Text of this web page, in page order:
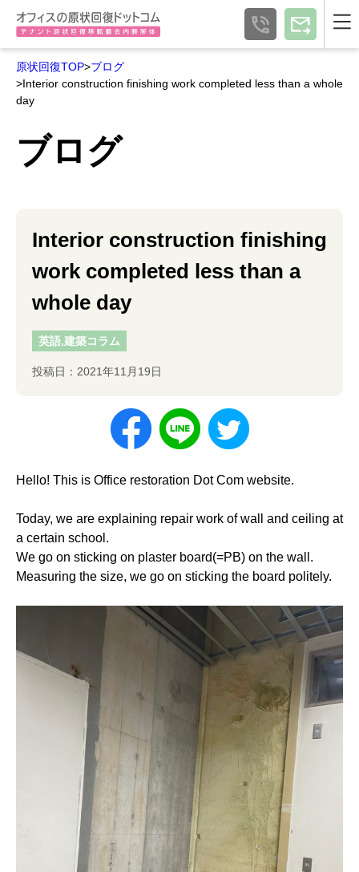
原状回復TOP>ブログ
>Interior construction finishing work completed less than a whole
day
ブログ
Interior construction finishing
work completed less than a
whole day
英語,建築コラム
投稿日：2021年11月19日
Hello! This is Office restoration Dot Com website.
Today, we are explaining repair work of wall and ceiling at
a certain school.
We go on sticking on plaster board(=PB) on the wall.
Measuring the size, we go on sticking the board politely.